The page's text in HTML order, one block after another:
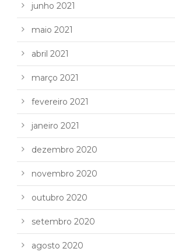
junho 2021
maio 2021
abril 2021
março 2021
fevereiro 2021
janeiro 2021
dezembro 2020
novembro 2020
outubro 2020
setembro 2020
agosto 2020